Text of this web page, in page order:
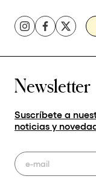
Newsletter
Suscríbete a
noticias y